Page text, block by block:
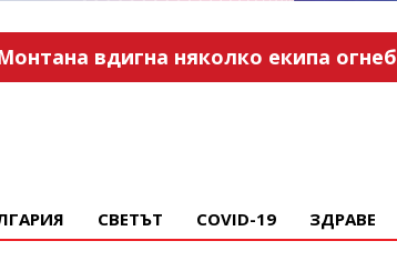
вдигна няколко екипа
СВЕТЪТ COVID-19 ЗДРАВЕ